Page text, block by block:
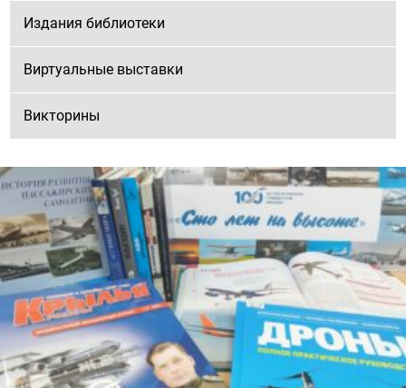
Издания библиотеки
Виртуальные выставки
Викторины